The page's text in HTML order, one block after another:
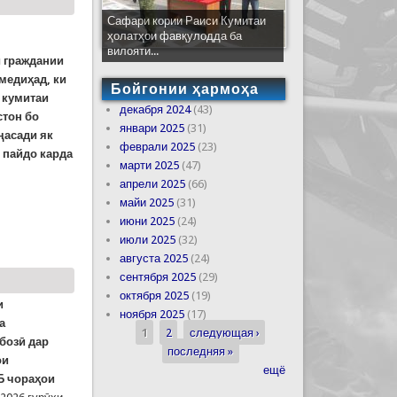
ки
бо
як
карда
дар
чораҳои
Сафари кории Раиси Кумитаи
ҳолатҳои фавқулодда ба
вилояти...
Бойгонии ҳармоҳа
декабря 2024(43)
январи 2025(31)
феврали 2025(23)
марти 2025(47)
апрели 2025(66)
майи 2025(31)
июни 2025(24)
июли 2025(32)
августа 2025(24)
сентября 2025(29)
октября 2025(19)
ноября 2025(17)
Страницы
1 2
следующая ›
последняя »
ещё